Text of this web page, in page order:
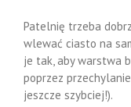
Patelnię trzeba
wlewać ciasto na
je tak, aby warstwa
poprzez
jeszcze szybciej!).